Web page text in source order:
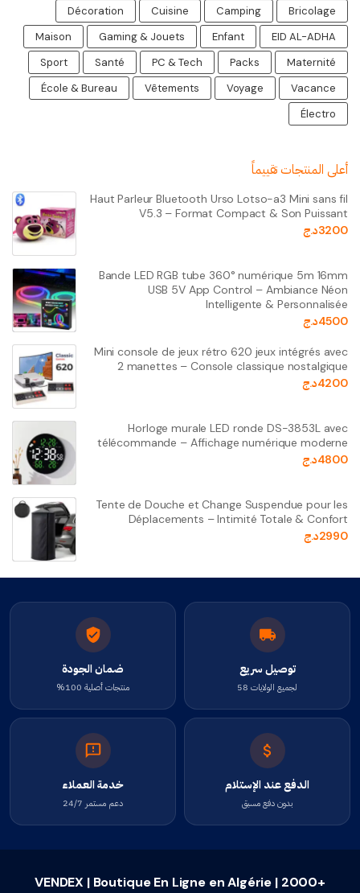
Bricolage
Camping
Cuisine
Décoration
EID AL-ADHA
Enfant
Gaming & Jouets
Maison
Maternité
Packs
PC & Tech
Santé
Sport
Vacance
Voyage
Vêtements
École & Bureau
Électro
أعلى المنتجات تقييماً
Haut Parleur Bluetooth Urso Lotso-a3 Mini sans fil
V5.3 – Format Compact & Son Puissant
3200د.ج
Bande LED RGB tube 360° numérique 5m 16mm
USB 5V App Control – Ambiance Néon
Intelligente & Personnalisée
4500د.ج
Mini console de jeux rétro 620 jeux intégrés avec
2 manettes – Console classique nostalgique
4200د.ج
Horloge murale LED ronde DS-3853L avec
télécommande – Affichage numérique moderne
4800د.ج
Tente de Douche et Change Suspendue pour les
Déplacements – Intimité Totale & Confort
2990د.ج
توصيل سريع
لجميع الولايات 58
ضمان الجودة
منتجات أصلية 100%
الدفع عند الإستلام
بدون دفع مسبق
خدمة العملاء
دعم مستمر 24/7
VENDEX | Boutique En Ligne en Algérie | 2000+